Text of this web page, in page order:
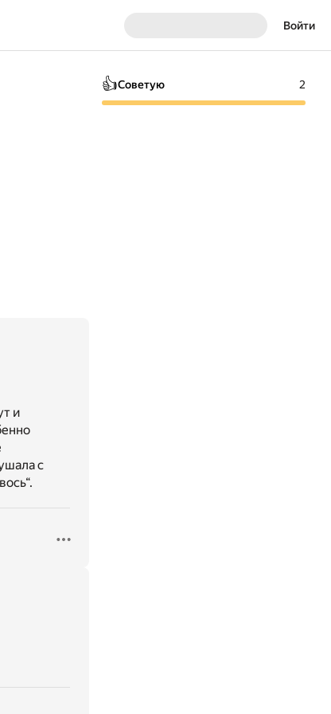
Войти
и
с
👍Советую 2